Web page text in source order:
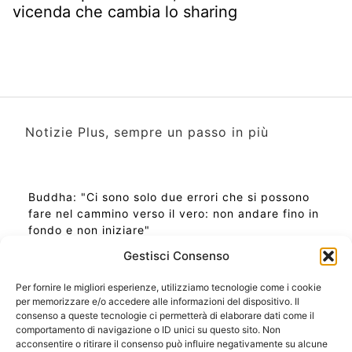
Gestisci Consenso
Per fornire le migliori esperienze, utilizziamo tecnologie come i cookie
per memorizzare e/o accedere alle informazioni del dispositivo. Il
consenso a queste tecnologie ci permetterà di elaborare dati come il
comportamento di navigazione o ID unici su questo sito. Non
acconsentire o ritirare il consenso può influire negativamente su alcune
vicenda che cambia lo sharing
Notizie Plus, sempre un passo in più
Buddha: "Ci sono solo due errori che si possono
fare nel cammino verso il vero: non andare fino in
fondo e non iniziare"
Ora Esatta in Italia in questo momento
Ti Senti Strano Ultimamente? Potrebbe Essere per
la Risonanza di Schumann